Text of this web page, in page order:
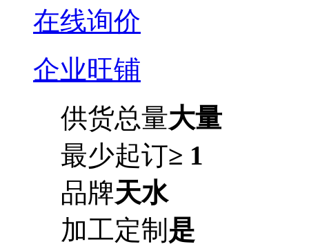
在线询价
企业旺铺
供货总量大量
最少起订≥ 1
品牌天水
加工定制 是